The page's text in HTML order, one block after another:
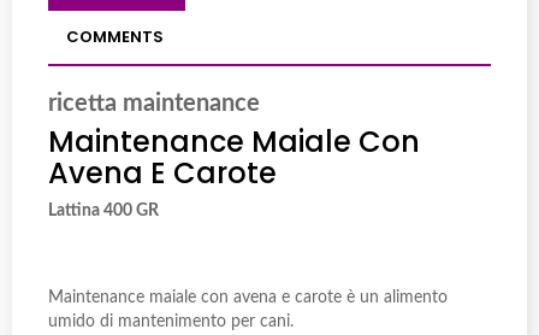
COMMENTS
ricetta maintenance
Maintenance Maiale Con
Avena E Carote
Lattina 400 GR
Maintenance maiale con avena e carote è un alimento
umido di mantenimento per cani.